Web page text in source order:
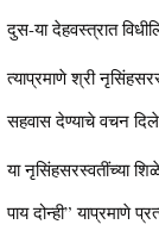
दुस-या देहवस्त्रात
त्याप्रमाणे श्री
सहवास देण्याचे वचन
या नृसिंहसरस्वतींच्या
पाय दोन्ही” याप्रमाणे